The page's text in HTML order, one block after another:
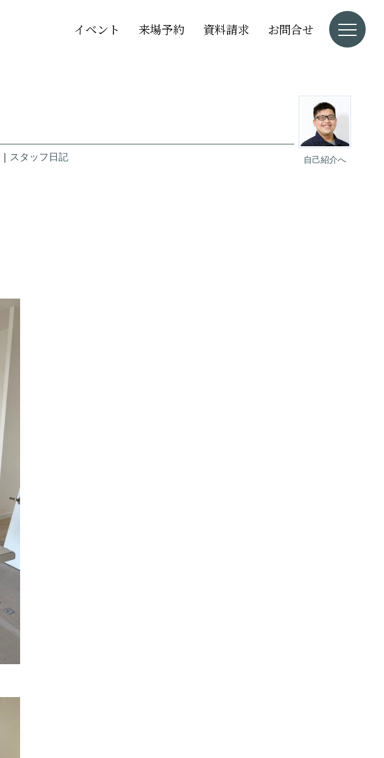
イベント 来場予約 資料請求 お問合せ
自己紹介へ
スタッフ日記